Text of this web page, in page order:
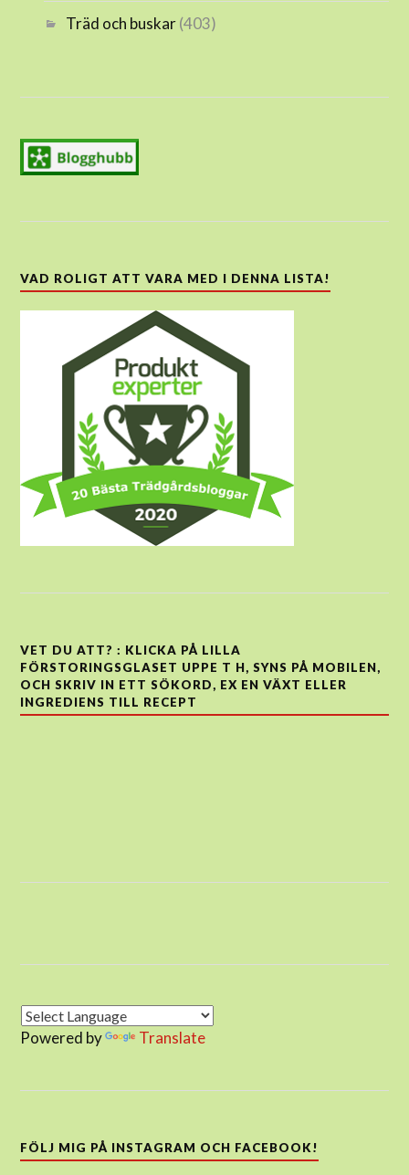
Träd och buskar(403)
VAD ROLIGT ATT VARA MED I DENNA LISTA!
VET DU ATT? : KLICKA PÅ LILLA
FÖRSTORINGSGLASET UPPE T H, SYNS PÅ MOBILEN,
OCH SKRIV IN ETT SÖKORD, EX EN VÄXT ELLER
INGREDIENS TILL RECEPT
Powered by Translate
FÖLJ MIG PÅ INSTAGRAM OCH FACEBOOK!